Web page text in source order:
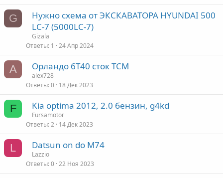
G
Нужно схема от ЭКСКАВАТОРА HYUNDAI 500
LC-7 (5000LC-7)
Gizala
Ответы 1 24 Апр 2024
A Орландо 6Т40 сток ТСМ
alex728
Ответы 0 18 Дек 2023
F Kia optima 2012, 2.0 бензин, g4kd
Fursamotor
Ответы 2 14 Дек 2023
L Datsun on do М74
Lazzio
Ответы 0 22 Ноя 2023